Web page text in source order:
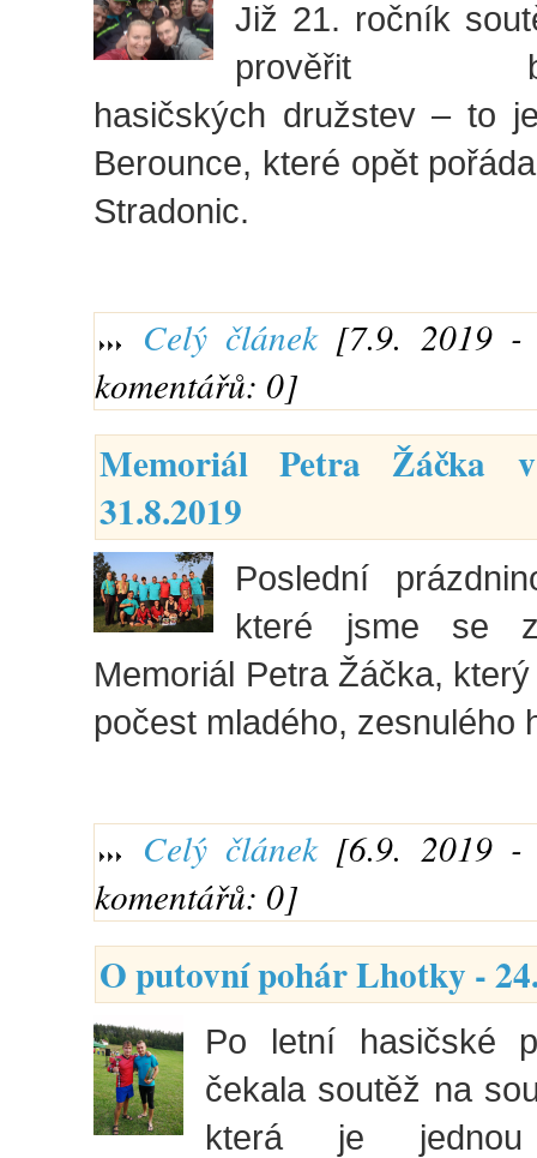
Již 21. ročník
prověřit
hasičských družstev – to
Berounce, které opět
Stradonic.
Celý článek[7.9. 2019 -
komentářů: 0]
Memoriál Petra Žáčka
31.8.2019
Poslední
které jsme se
Memoriál Petra Žáčka,
počest mladého, zesnulého
Celý článek[6.9. 2019 -
komentářů: 0]
O putovní pohár Lhotky -
Po letní hasičské
čekala soutěž na
která je